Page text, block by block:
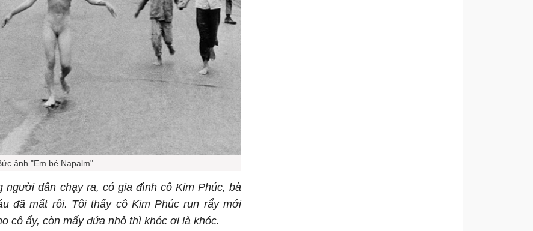
ảnh "Em bé Napalm"
người dân chạy ra, có gia đình cô Kim Phúc, bà
đã mất rồi. Tôi thấy cô Kim Phúc run rẩy mới
cô ấy, còn mấy đứa nhỏ thì khóc ơi là khóc.